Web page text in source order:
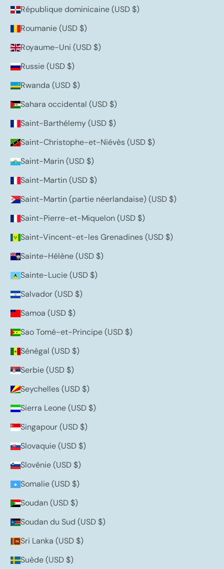
République dominicaine (USD $)
Roumanie (USD $)
Royaume-Uni (USD $)
Russie (USD $)
Rwanda (USD $)
Sahara occidental (USD $)
Saint-Barthélemy (USD $)
Saint-Christophe-et-Niévès (USD $)
Saint-Marin (USD $)
Saint-Martin (USD $)
Saint-Martin (partie néerlandaise) (USD $)
Saint-Pierre-et-Miquelon (USD $)
Saint-Vincent-et-les Grenadines (USD $)
Sainte-Hélène (USD $)
Sainte-Lucie (USD $)
Salvador (USD $)
Samoa (USD $)
Sao Tomé-et-Principe (USD $)
Sénégal (USD $)
Serbie (USD $)
Seychelles (USD $)
Sierra Leone (USD $)
Singapour (USD $)
Slovaquie (USD $)
Slovénie (USD $)
Somalie (USD $)
Soudan (USD $)
Soudan du Sud (USD $)
Sri Lanka (USD $)
Suède (USD $)